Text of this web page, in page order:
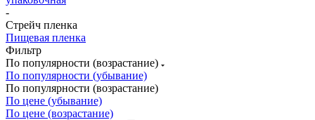
-
Стрейч пленка
Пищевая пленка
Фильтр
По популярности (возрастание)
По популярности (убывание)
По популярности (возрастание)
По цене (убывание)
По цене (возрастание)